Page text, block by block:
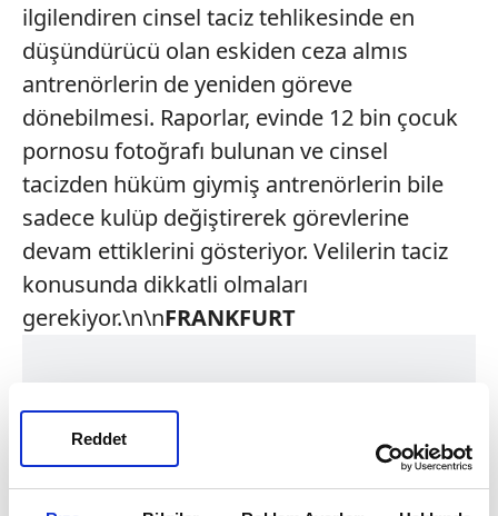
Reddet
ilgilendiren cinsel taciz tehlikesinde en
düşündürücü olan eskiden ceza almıs
antrenörlerin de yeniden göreve
dönebilmesi. Raporlar, evinde 12 bin çocuk
pornosu fotoğrafı bulunan ve cinsel
tacizden hüküm giymiş antrenörlerin bile
sadece kulüp değiştirerek görevlerine
devam ettiklerini gösteriyor. Velilerin taciz
konusunda dikkatli olmaları
gerekiyor.\n\nFRANKFURT